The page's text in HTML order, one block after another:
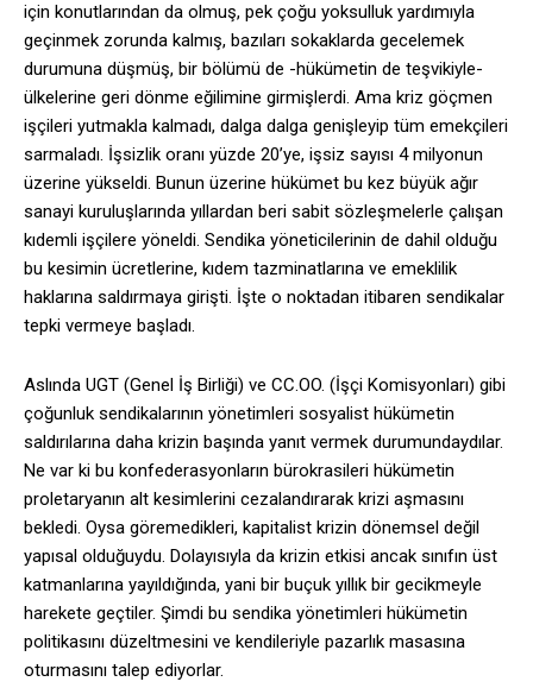
için konutlarından da olmuş, pek çoğu yoksulluk yardımıyla
geçinmek zorunda kalmış, bazıları sokaklarda gecelemek
durumuna düşmüş, bir bölümü de -hükümetin de teşvikiyle-
ülkelerine geri dönme eğilimine girmişlerdi. Ama kriz göçmen
işçileri yutmakla kalmadı, dalga dalga genişleyip tüm emekçileri
sarmaladı. İşsizlik oranı yüzde 20’ye, işsiz sayısı 4 milyonun
üzerine yükseldi. Bunun üzerine hükümet bu kez büyük ağır
sanayi kuruluşlarında yıllardan beri sabit sözleşmelerle çalışan
kıdemli işçilere yöneldi. Sendika yöneticilerinin de dahil olduğu
bu kesimin ücretlerine, kıdem tazminatlarına ve emeklilik
haklarına saldırmaya girişti. İşte o noktadan itibaren sendikalar
tepki vermeye başladı.
Aslında UGT (Genel İş Birliği) ve CC.OO. (İşçi Komisyonları) gibi
çoğunluk sendikalarının yönetimleri sosyalist hükümetin
saldırılarına daha krizin başında yanıt vermek durumundaydılar.
Ne var ki bu konfederasyonların bürokrasileri hükümetin
proletaryanın alt kesimlerini cezalandırarak krizi aşmasını
bekledi. Oysa göremedikleri, kapitalist krizin dönemsel değil
yapısal olduğuydu. Dolayısıyla da krizin etkisi ancak sınıfın üst
katmanlarına yayıldığında, yani bir buçuk yıllık bir gecikmeyle
harekete geçtiler. Şimdi bu sendika yönetimleri hükümetin
politikasını düzeltmesini ve kendileriyle pazarlık masasına
oturmasını talep ediyorlar.